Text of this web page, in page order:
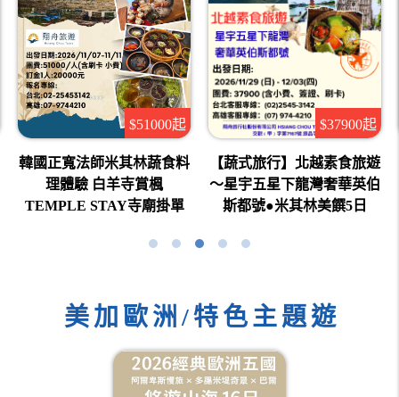
$51000起
韓國正寬法師米其林蔬食料
理體驗 白羊寺賞楓
TEMPLE STAY寺廟掛單
$37900起
【蔬式旅行】北越素食旅遊
～星宇五星下龍灣奢華英伯
斯都號●米其林美饌5日
美加歐洲/特色主題遊